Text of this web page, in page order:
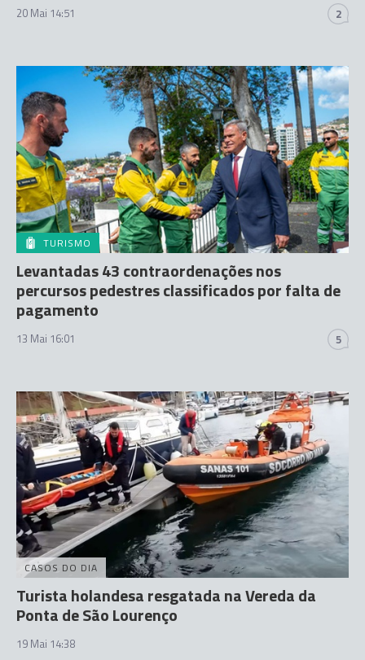
20 Mai 14:51 2
TURISMO
Levantadas 43 contraordenações nos
percursos pedestres classificados por falta de
pagamento
13 Mai 16:01 5
CASOS DO DIA
Turista holandesa resgatada na Vereda da
Ponta de São Lourenço
19 Mai 14:38